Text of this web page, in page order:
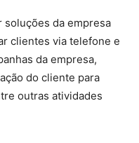
soluções da empresa
clientes via telefone e
da empresa,
do cliente para
outras atividades